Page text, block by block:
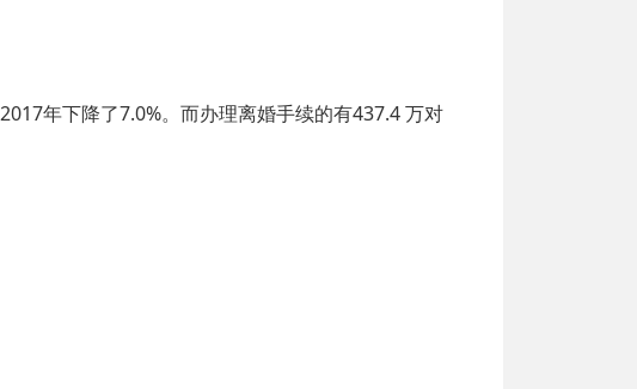
年下降了7.0%。而办理离婚手续的有437.4 万对